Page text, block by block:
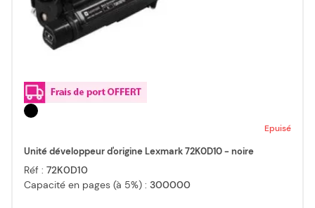
Epuisé
Unité développeur d'origine Lexmark 72K0D10 - noire
Réf : 72K0D10
Capacité en pages (à 5%) : 300000